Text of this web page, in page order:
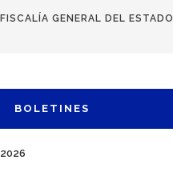
FISCALÍA GENERAL DEL ESTADO
BOLETINES
2026